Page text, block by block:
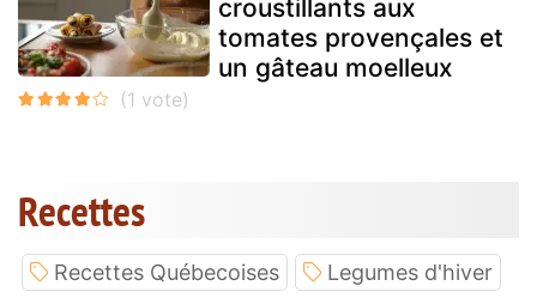
croustillants aux
tomates provençales et
un gâteau moelleux
Recettes
Recettes Québecoises
Legumes d'hiver